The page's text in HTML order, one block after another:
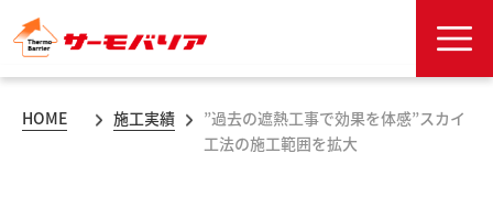
HOME 施工実績
”過去の遮熱工事で効果を体感”スカイ
工法の施工範囲を拡大